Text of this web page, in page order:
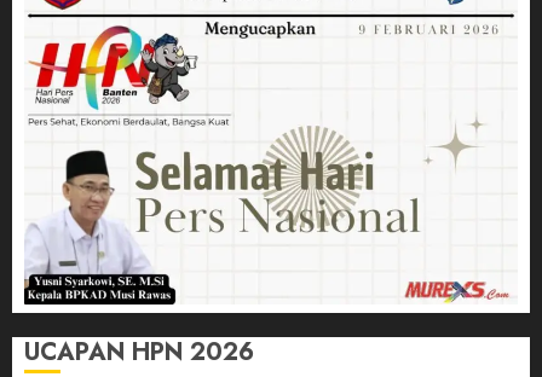
UCAPAN HPN 2026